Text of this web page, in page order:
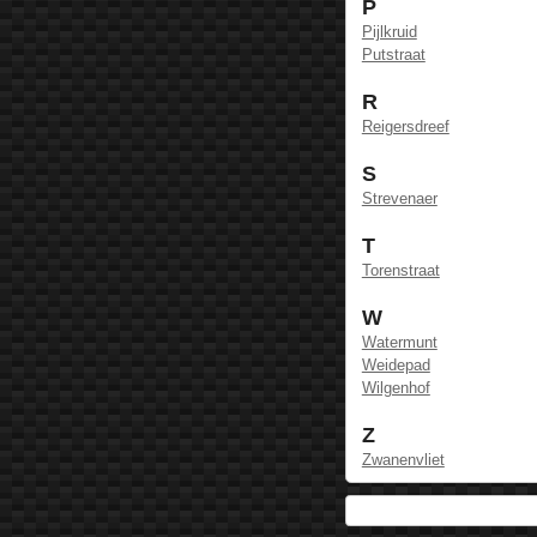
P
Pijlkruid
Putstraat
R
Reigersdreef
S
Strevenaer
T
Torenstraat
W
Watermunt
Weidepad
Wilgenhof
Z
Zwanenvliet